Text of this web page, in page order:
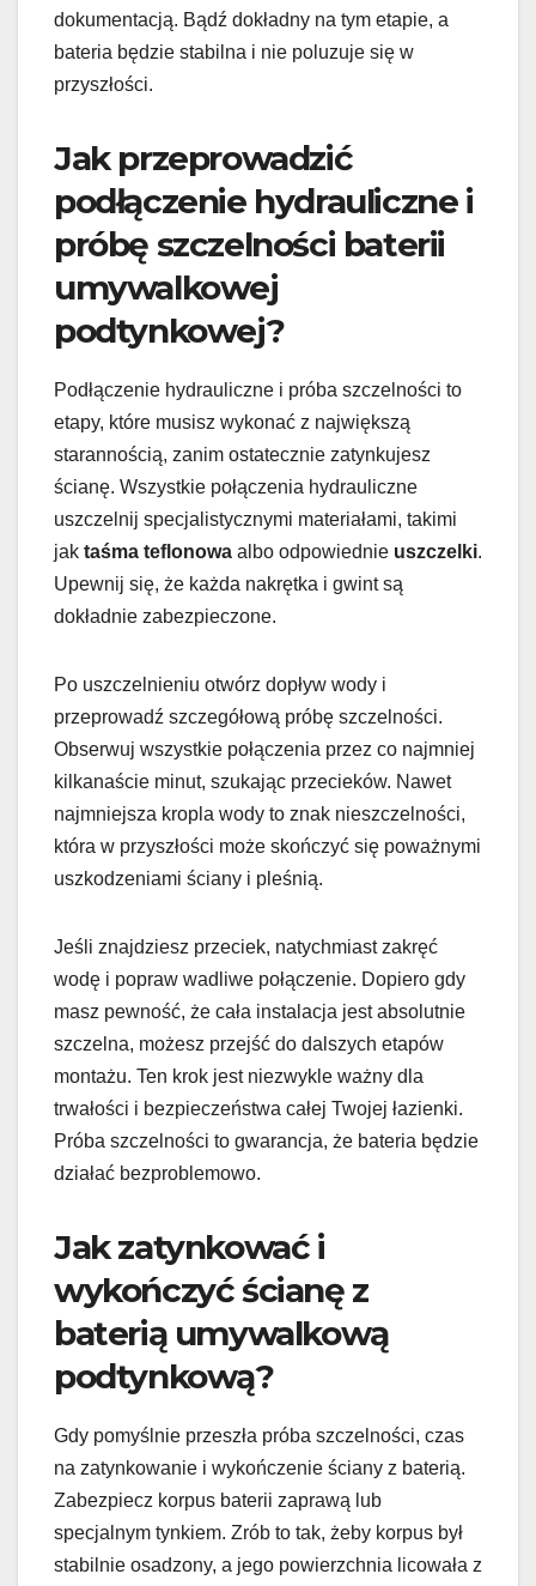
dokumentacją. Bądź dokładny na tym etapie, a
bateria będzie stabilna i nie poluzuje się w
przyszłości.
Jak przeprowadzić
podłączenie hydrauliczne i
próbę szczelności baterii
umywalkowej
podtynkowej?
Podłączenie hydrauliczne i próba szczelności to
etapy, które musisz wykonać z największą
starannością, zanim ostatecznie zatynkujesz
ścianę. Wszystkie połączenia hydrauliczne
uszczelnij specjalistycznymi materiałami, takimi
jak taśma teflonowa albo odpowiednie uszczelki.
Upewnij się, że każda nakrętka i gwint są
dokładnie zabezpieczone.
Po uszczelnieniu otwórz dopływ wody i
przeprowadź szczegółową próbę szczelności.
Obserwuj wszystkie połączenia przez co najmniej
kilkanaście minut, szukając przecieków. Nawet
najmniejsza kropla wody to znak nieszczelności,
która w przyszłości może skończyć się poważnymi
uszkodzeniami ściany i pleśnią.
Jeśli znajdziesz przeciek, natychmiast zakręć
wodę i popraw wadliwe połączenie. Dopiero gdy
masz pewność, że cała instalacja jest absolutnie
szczelna, możesz przejść do dalszych etapów
montażu. Ten krok jest niezwykle ważny dla
trwałości i bezpieczeństwa całej Twojej łazienki.
Próba szczelności to gwarancja, że bateria będzie
działać bezproblemowo.
Jak zatynkować i
wykończyć ścianę z
baterią umywalkową
podtynkową?
Gdy pomyślnie przeszła próba szczelności, czas
na zatynkowanie i wykończenie ściany z baterią.
Zabezpiecz korpus baterii zaprawą lub
specjalnym tynkiem. Zrób to tak, żeby korpus był
stabilnie osadzony, a jego powierzchnia licowała z